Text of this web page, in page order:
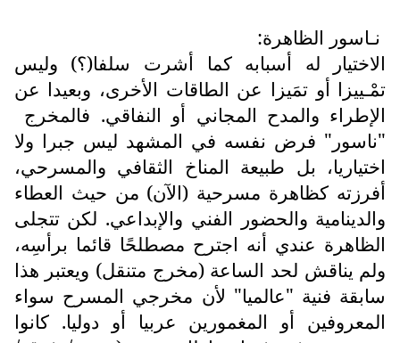
نـاسور الظاهرة:
الاختيار له أسبابه كما أشرت سلفا(؟) وليس
تمْـييزا أو تمَيزا عن الطاقات الأخرى، وبعيدا عن
الإطراء والمدح المجاني أو النفاقي. فالمخرج
"ناسور" فرض نفسه في المشهد ليس جبرا ولا
اختياريا، بل طبيعة المناخ الثقافي والمسرحي،
أفرزته كظاهرة مسرحية (الآن) من حيث العطاء
والدينامية والحضور الفني والإبداعي. لكن تتجلى
الظاهرة عندي أنه اجترح مصطلحًا قائما برأسِه،
ولم يناقش لحد الساعة (مخرج متنقل) ويعتبر هذا
سابقة فنية "عالميا" لأن مخرجي المسرح سواء
المعروفين أو المغمورين عربيا أو دوليا. كانوا